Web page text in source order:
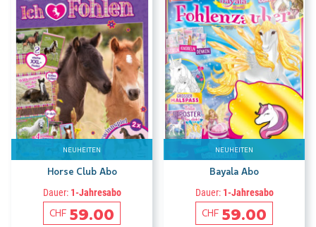
NEUHEITEN
Horse Club Abo
Dauer:1-Jahresabo
CHF 59.00
NEUHEITEN
Bayala Abo
Dauer:1-Jahresabo
CHF 59.00